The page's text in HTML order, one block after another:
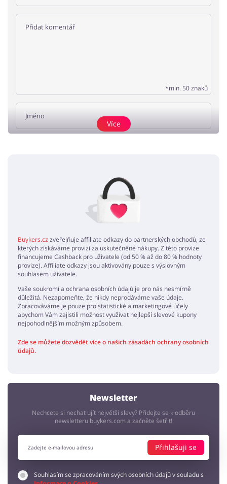
*min. 50 znaků
Žádné elementy nejsou
Více
Buykers.cz zveřejňuje affiliate odkazy do partnerských obchodů, ze
kterých získáváme provizi za uskutečněné nákupy. Z této provize
financujeme Cashback pro uživatele (od 50 % až do 80 % hodnoty
provize). Affiliate odkazy jsou aktivovány pouze s výslovným
souhlasem uživatele.
Vaše soukromí a ochrana osobních údajů je pro nás nesmírně
důležitá. Nezapomeňte, že nikdy neprodáváme vaše údaje.
Zpracováváme je pouze pro statistické a marketingové účely
abychom Vám zajistili možnost využívat nejlepší slevové kupony
nejpohodlnějším možným způsobem.
Zde se můžete dozvědět více o našich zásadách ochrany osobních
údajů.
Newsletter
Nechcete si nechat ujít největší slevy? Přidejte se k odběru
newsletteru buykers.com a začněte šetřit!
Přihlašuji se
Souhlasím se zpracováním svých osobních údajů v souladu s